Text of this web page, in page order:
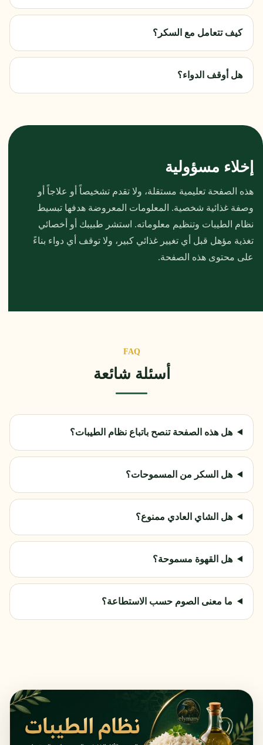
كيف تتعامل مع السكر؟
هل أوقف الدواء؟
إخلاء مسؤولية
هذه الصفحة تعليمية مستقلة، ولا تقدم تشخيصاً أو علاجاً أو
وصفة غذائية شخصية. المعلومات المعروضة هدفها تبسيط
نظام الطيبات وتنظيم معلوماته. استشر طبيبك أو أخصائي
تغذية مؤهل قبل أي تغيير غذائي كبير، ولا توقف أي دواء بناءً
على محتوى هذه الصفحة.
FAQ
أسئلة شائعة
هل هذه الصفحة تنصح باتباع نظام الطيبات؟
هل السكر من المسموحات؟
هل الشاي العادي ممنوع؟
هل القهوة مسموحة؟
ما معنى الصوم حسب الاستطاعة؟